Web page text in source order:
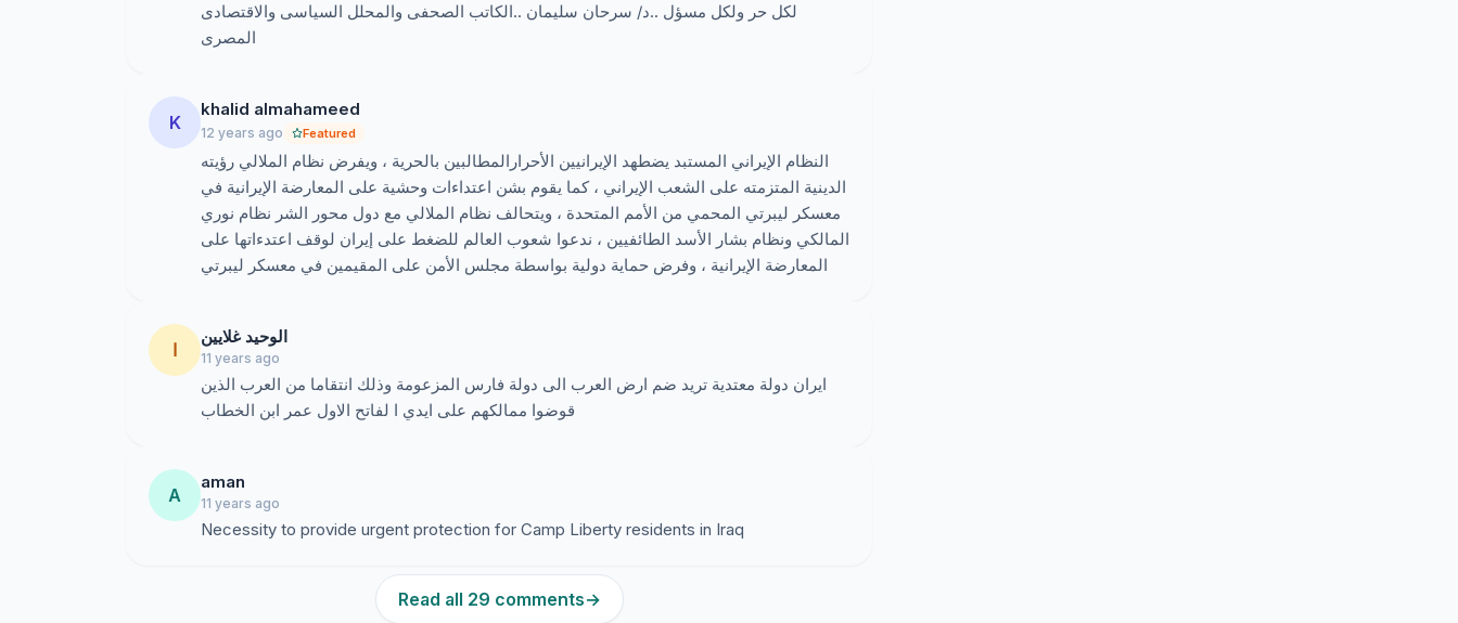
protection more necessary than ever before. Emphasizing the fact that Camp Liberty residents
are, as highlighted by the UN and US, ‘protected persons’ under the 4th Geneva Convention
1. Urgent action to release the 7 hostages abducted by Iraqi forces from Ashraf on 1 Sep 2013
2. Guaranteeing protection of all Liberty residents until the transfer of the last person outside of
3. Referring the 1 Sep 2013 crime against humanity case to the International Criminal Court in
order to carry out an independent probe and prosecute those responsible for this crime.
لكل حر ولكل مسؤل ..د/ سرحان سليمان ..الكاتب الصحفى والمحلل السياسى والاقتصادى
المصرى
K
khalid almahameed
12 years ago Featured
النظام الإيراني المستبد يضطهد الإيرانيين الأحرارالمطالبين بالحرية ، ويفرض نظام الملالي رؤيته
الدينية المتزمته على الشعب الإيراني ، كما يقوم بشن اعتداءات وحشية على المعارضة الإيرانية في
معسكر ليبرتي المحمي من الأمم المتحدة ، ويتحالف نظام الملالي مع دول محور الشر نظام نوري
المالكي ونظام بشار الأسد الطائفيين ، ندعوا شعوب العالم للضغط على إيران لوقف اعتدءاتها على
المعارضة الإيرانية ، وفرض حماية دولية بواسطة مجلس الأمن على المقيمين في معسكر ليبرتي
ا
الوحيد غلايين
11 years ago
ايران دولة معتدية تريد ضم ارض العرب الى دولة فارس المزعومة وذلك انتقاما من العرب الذين
قوضوا ممالكهم على ايدي ا لفاتح الاول عمر ابن الخطاب
A
aman
11 years ago
Necessity to provide urgent protection for Camp Liberty residents in Iraq
Read all 29 comments→